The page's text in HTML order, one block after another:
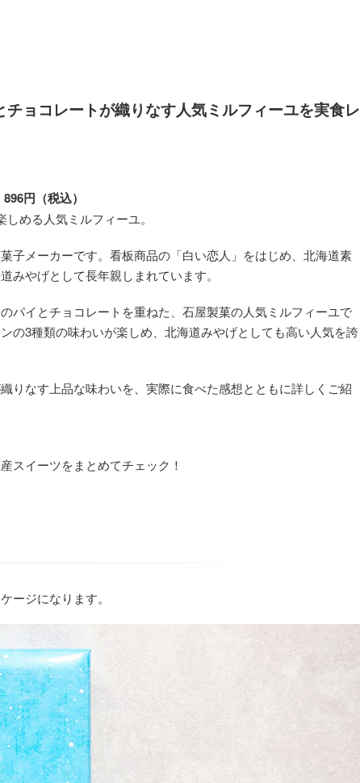
チョコレートが織りなす人気ミルフィーユを実食レ
円（税込）
める人気ミルフィーユ。
子メーカーです。看板商品の「白い恋人」をはじめ、北海道素
みやげとして長年親しまれています。
パイとチョコレートを重ねた、石屋製菓の人気ミルフィーユで
の3種類の味わいが楽しめ、北海道みやげとしても高い人気を誇
りなす上品な味わいを、実際に食べた感想とともに詳しくご紹
スイーツをまとめてチェック！
ージになります。